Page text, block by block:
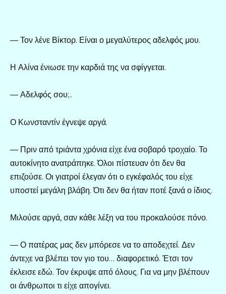
— Τον λένε Βίκτορ. Είναι ο μεγαλύτερος αδελφός μου.
Η Αλίνα ένιωσε την καρδιά της να σφίγγεται.
— Αδελφός σου;..
Ο Κωνσταντίν έγνεψε αργά.
— Πριν από τριάντα χρόνια είχε ένα σοβαρό τροχαίο. Το
αυτοκίνητο ανατράπηκε. Όλοι πίστευαν ότι δεν θα
επιζούσε. Οι γιατροί έλεγαν ότι ο εγκέφαλός του είχε
υποστεί μεγάλη βλάβη. Ότι δεν θα ήταν ποτέ ξανά ο ίδιος.
Μιλούσε αργά, σαν κάθε λέξη να του προκαλούσε πόνο.
— Ο πατέρας μας δεν μπόρεσε να το αποδεχτεί. Δεν
άντεχε να βλέπει τον γιο του… διαφορετικό. Έτσι τον
έκλεισε εδώ. Τον έκρυψε από όλους. Για να μην βλέπουν
οι άνθρωποι τι είχε απογίνει.